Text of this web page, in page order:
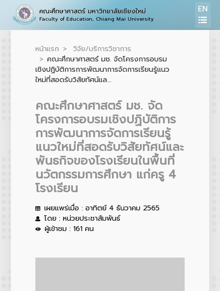
คณะศึกษาศาสตร์ มหาวิทยาลัยเชียงใหม่
Faculty of Education, Chiang Mai University
EN
หน้าแรก
วิจัย/บริการวิชาการ
คณะศึกษาศาสตร์ มช. จัดโครงการอบรม
เชิงปฏิบัติการการพัฒนาการจัดการเรียนรู้แนว
ใหม่ที่สอดรับวิสัยทัศน์แล...
คณะศึกษาศาสตร์ มช. จัด
โครงการอบรมเชิงปฏิบัติการ
การพัฒนาการจัดการเรียนรู้
แนวใหม่ที่สอดรับวิสัยทัศน์และ
พันธกิจของโรงเรียนในพื้นที่
นวัตกรรมการศึกษา แก่ครู 4
โรงเรียน
เผยแพร่เมื่อ : อาทิตย์ 4 ธันวาคม 2565
โดย : หน่วยประชาสัมพันธ์
ผู้เข้าชม : 161 คน